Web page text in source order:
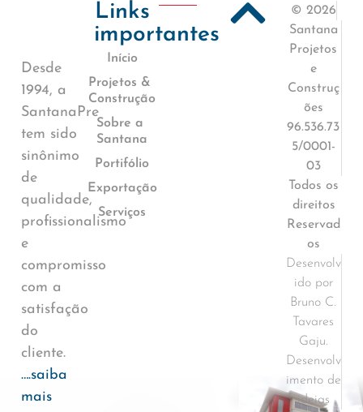
Desde
1994, a
SantanaPre
tem sido
sinônimo
de
qualidade,
profissionalismo
e
compromisso
com a
satisfação
do
cliente.
….saiba
mais
Links
importantes
Início
Projetos &
Construção
Sobre a
Santana
Portifólio
Exportação
Serviços
© 2026
Santana
Projetos
e
Construç
ões
96.536.73
5/0001-
03
Todos os
direitos
Reservad
os
Desenvolv
ido por
Bruno C.
Tavares
Gaju.
Desenvolv
imento de
ideias